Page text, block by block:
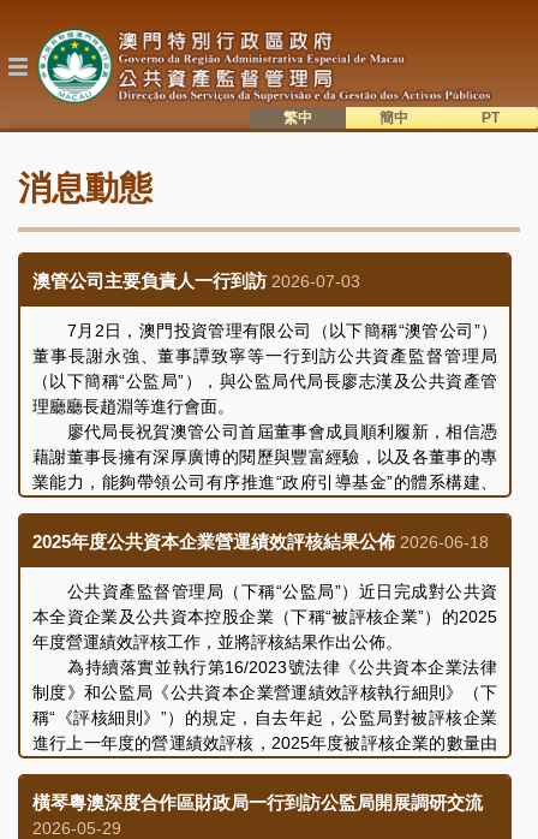
主
消息動態
澳管公司主要負責人一行到訪 2026-07-03
7月2日，澳門投資管理有限公司（以下簡稱“澳管公司”）
董事長謝永強、董事譚致寧等一行到訪公共資產監督管理局
（以下簡稱“公監局”），與公監局代局長廖志漢及公共資產管
理廳廳長趙淵等進行會面。
廖代局長祝賀澳管公司首屆董事會成員順利履新，相信憑
藉謝董事長擁有深厚廣博的閱歷與豐富經驗，以及各董事的專
業能力，能夠帶領公司有序推進“政府引導基金”的體系構建、
謝董事長感謝公監局在澳管公司成立過程中予以支持和指
導。隨後，與會人員共同介紹了澳管公司設立後團隊的具體工
作進展，表示澳管公司作為“政府引導基金”管理實體，目前正
積極構建規劃與內部制度建設，並將致力推進引導基金有序落
實推動產業升級、支持科技成果轉化及初創科技企業發展的政
策目標。
雙方就制度建設、未來業務發展、持續完善企業治理等議
題進行了充分交流和討論，會議取得良好成效。
2025年度公共資本企業營運績效評核結果公佈 2026-06-18
公共資產監督管理局（下稱“公監局”）近日完成對公共資
本全資企業及公共資本控股企業（下稱“被評核企業”）的2025
年度營運績效評核工作，並將評核結果作出公佈。
為持續落實並執行第16/2023號法律《公共資本企業法律
制度》和公監局《公共資本企業營運績效評核執行細則》（下
稱“《評核細則》”）的規定，自去年起，公監局對被評核企業
進行上一年度的營運績效評核，2025年度被評核企業的數量由
事業性質及業務類型上存在客觀差異，公監局按企業分類機制
及標準，充分考量各企業的實際情況，將企業劃分為“商業產業
橫琴粵澳深度合作區財政局一行到訪公監局開展調研交流
2026-05-29